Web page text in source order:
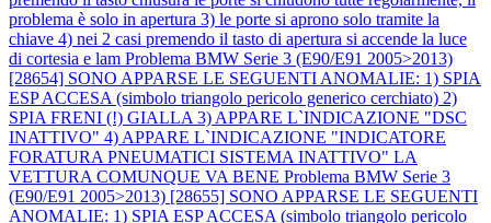
problema è solo in apertura 3) le porte si aprono solo tramite la
chiave 4) nei 2 casi premendo il tasto di apertura si accende la luce
di cortesia e lam Problema BMW Serie 3 (E90/E91 2005>2013)
[28654] SONO APPARSE LE SEGUENTI ANOMALIE: 1) SPIA
ESP ACCESA (simbolo triangolo pericolo generico cerchiato) 2)
SPIA FRENI (!) GIALLA 3) APPARE L`INDICAZIONE "DSC
INATTIVO" 4) APPARE L`INDICAZIONE "INDICATORE
FORATURA PNEUMATICI SISTEMA INATTIVO" LA
VETTURA COMUNQUE VA BENE Problema BMW Serie 3
(E90/E91 2005>2013) [28655] SONO APPARSE LE SEGUENTI
ANOMALIE: 1) SPIA ESP ACCESA (simbolo triangolo pericolo